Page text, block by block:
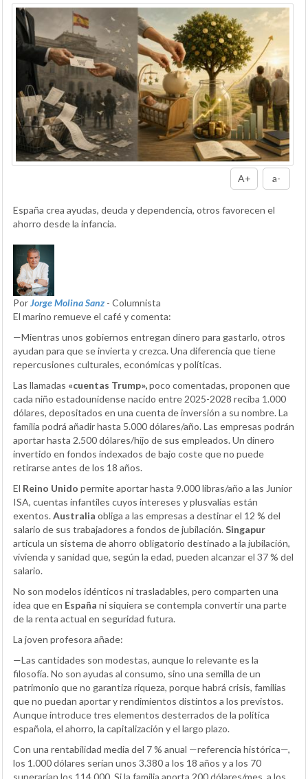
A+ a-
España crea ayudas, deuda y dependencia, otros favorecen el
ahorro desde la infancia.
PorJorge Molina Sanz - Columnista
El marino remueve el café y comenta:
—Mientras unos gobiernos entregan dinero para gastarlo, otros
ayudan para que se invierta y crezca. Una diferencia que tiene
repercusiones culturales, económicas y políticas.
Las llamadas «cuentas Trump»,poco comentadas, proponen que
cada niño estadounidense nacido entre 2025-2028 reciba 1.000
dólares, depositados en una cuenta de inversión a su nombre. La
familia podrá añadir hasta 5.000 dólares/año. Las empresas podrán
aportar hasta 2.500 dólares/hijo de sus empleados. Un dinero
invertido en fondos indexados de bajo coste que no puede
retirarse antes de los 18 años.
El Reino Unido permite aportar hasta 9.000 libras/año a las Junior
ISA, cuentas infantiles cuyos intereses y plusvalías están
exentos.Australia obliga a las empresas a destinar el 12 % del
salario de sus trabajadores a fondos de jubilación.Singapur
articula un sistema de ahorro obligatorio destinado a la jubilación,
vivienda y sanidad que, según la edad, pueden alcanzar el 37 % del
salario.
No son modelos idénticos ni trasladables, pero comparten una
idea que en España ni siquiera se contempla convertir una parte
de la renta actual en seguridad futura.
La joven profesora añade:
—Las cantidades son modestas, aunque lo relevante es la
filosofía. No son ayudas al consumo, sino una semilla de un
patrimonio que no garantiza riqueza, porque habrá crisis, familias
que no puedan aportar y rendimientos distintos a los previstos.
Aunque introduce tres elementos desterrados de la política
española, el ahorro, la capitalización y el largo plazo.
Con una rentabilidad media del 7 % anual —referencia histórica—,
los 1.000 dólares serían unos 3.380 a los 18 años y a los 70